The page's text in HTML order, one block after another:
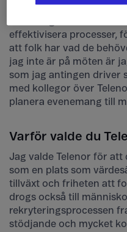
och projektmöten där
effektivisera processer,
att folk har vad de
jag inte är på möten är
som jag antingen driver
med kollegor över
planera evenemang till
Varför valde du
Jag valde Telenor för
som en plats som
tillväxt och friheten att
drogs också till
rekryteringsprocessen
stödjande och mycket